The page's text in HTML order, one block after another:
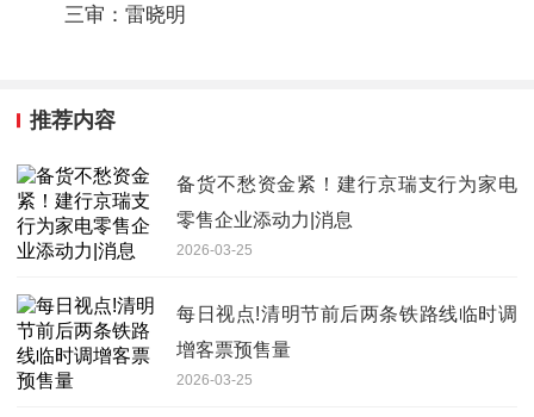
三审：雷晓明
推荐内容
备货不愁资金紧！建行京瑞支行为家电
零售企业添动力|消息
2026-03-25
每日视点!清明节前后两条铁路线临时调
增客票预售量
2026-03-25